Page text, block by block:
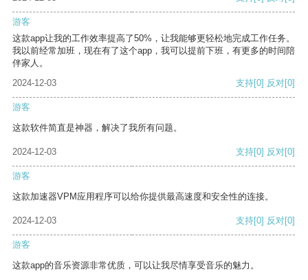
游客
这款app让我的工作效率提高了50%，让我能够更轻松地完成工作任务。
我以前经常加班，现在有了这个app，我可以提前下班，有更多的时间陪
伴家人。
2024-12-03
支持[0] 反对[0]
游客
这款软件简直是神器，解决了我所有问题。
2024-12-03 支持[0] 反对[0]
游客
这款加速器VPM应用程序可以给你提供最高速度和安全性的连接。
2024-12-03 支持[0] 反对[0]
游客
这款app的音乐资源非常优质，可以让我尽情享受音乐的魅力。